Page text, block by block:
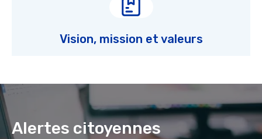
Vision, mission et valeurs
Alertes citoyennes